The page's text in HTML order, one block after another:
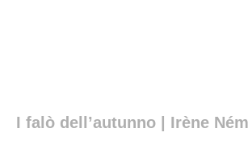
I falò dell’autunno | Irène